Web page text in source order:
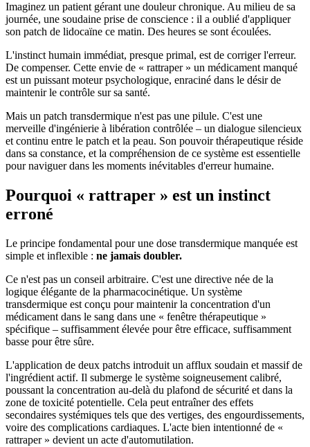
Imaginez un patient gérant une douleur chronique. Au milieu de sa
journée, une soudaine prise de conscience : il a oublié d'appliquer
son patch de lidocaïne ce matin. Des heures se sont écoulées.
L'instinct humain immédiat, presque primal, est de corriger l'erreur.
De compenser. Cette envie de « rattraper » un médicament manqué
est un puissant moteur psychologique, enraciné dans le désir de
maintenir le contrôle sur sa santé.
Mais un patch transdermique n'est pas une pilule. C'est une
merveille d'ingénierie à libération contrôlée – un dialogue silencieux
et continu entre le patch et la peau. Son pouvoir thérapeutique réside
dans sa constance, et la compréhension de ce système est essentielle
pour naviguer dans les moments inévitables d'erreur humaine.
Pourquoi « rattraper » est un instinct
erroné
Le principe fondamental pour une dose transdermique manquée est
simple et inflexible : ne jamais doubler.
Ce n'est pas un conseil arbitraire. C'est une directive née de la
logique élégante de la pharmacocinétique. Un système
transdermique est conçu pour maintenir la concentration d'un
médicament dans le sang dans une « fenêtre thérapeutique »
spécifique – suffisamment élevée pour être efficace, suffisamment
basse pour être sûre.
L'application de deux patchs introduit un afflux soudain et massif de
l'ingrédient actif. Il submerge le système soigneusement calibré,
poussant la concentration au-delà du plafond de sécurité et dans la
zone de toxicité potentielle. Cela peut entraîner des effets
secondaires systémiques tels que des vertiges, des engourdissements,
voire des complications cardiaques. L'acte bien intentionné de «
rattraper » devient un acte d'automutilation.